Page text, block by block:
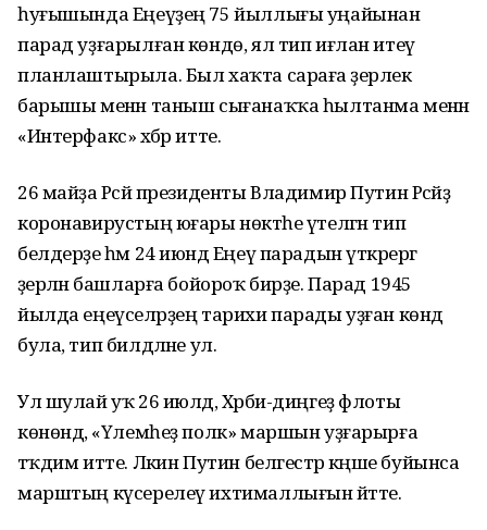
һуғышында Еңеүҙең 75 йыллығы уңайынан
парад уҙғарылған көндө, ял тип иғлан итеү
планлаштырыла. Был хаҡта сараға әҙерлек
барышы менән таныш сығанаҡҡа һылтанма менән
«Интерфакс» хәбәр итте.
26 майҙа Рәсәй президенты Владимир Путин Рәсәйҙә
коронавирустың юғары нөктәһе үтелгән тип
белдерҙе һәм 24 июндә Еңеү парадын үткәрергә
әҙерләнә башларға бойороҡ бирҙе. Парад 1945
йылда еңеүселәрҙең тарихи парады уҙған көндә
була, тип билдәләне ул.
Ул шулай уҡ 26 июлдә, Хәрби-диңгеҙ флоты
көнөндә, «Үлемһеҙ полк» маршын уҙғарырға
тәҡдим итте. Ләкин Путин белгестәр кәңәше буйынса
марштың күсерелеү ихтималлығын әйтте.